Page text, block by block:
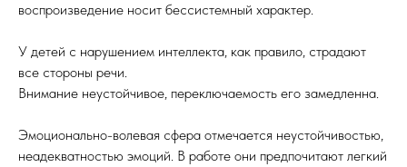
воспроизведение носит бессистемный характер.
У детей с нарушением интеллекта, как правило, страдают
все стороны речи.
Внимание неустойчивое, переключаемость его замедленна.
Эмоционально-волевая сфера отмечается неустойчивостью,
неадекватностью эмоций. В работе они предпочитают легкий